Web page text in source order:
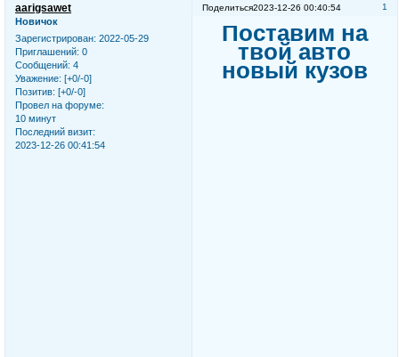
Поделиться 1
2023-12-26 00:40:54
aarigsawet
Новичок
Зарегистрирован: 2022-05-29
Приглашений: 0
Сообщений: 4
Уважение: [+0/-0]
Позитив: [+0/-0]
Провел на форуме:
10 минут
Последний визит:
2023-12-26 00:41:54
Поставим на
твой авто
новый кузов